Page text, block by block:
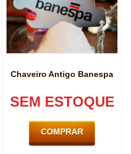
Chaveiro Antigo Banespa
SEM ESTOQUE
COMPRAR